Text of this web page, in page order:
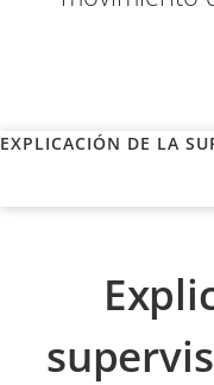
EXPLICACIÓN DE LA